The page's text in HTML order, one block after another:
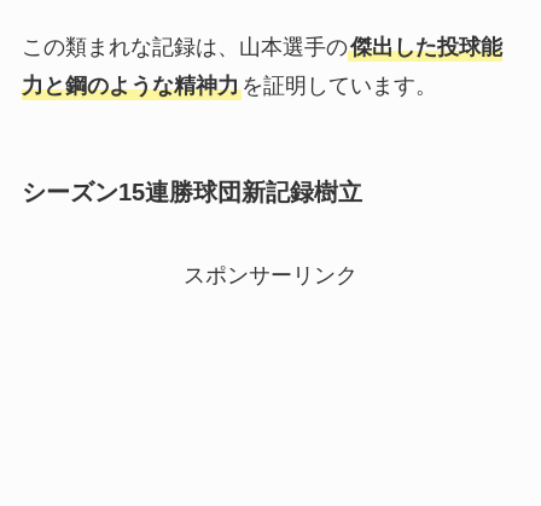
この類まれな記録は、山本選手の傑出した投球能
力と鋼のような精神力を証明しています。
シーズン15連勝球団新記録樹立
スポンサーリンク